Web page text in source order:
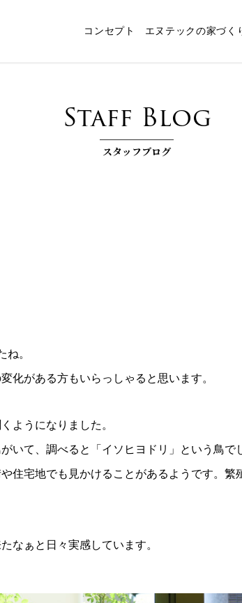
コンセプト エヌテックの家づく
Staff Blog
スタッフブログ
ね。
化がある方もいらっしゃると思います。
ようになりました。
いて、調べると「イソヒヨドリ」という鳥
住宅地でも見かけることがあるようです。
なぁと日々実感しています。